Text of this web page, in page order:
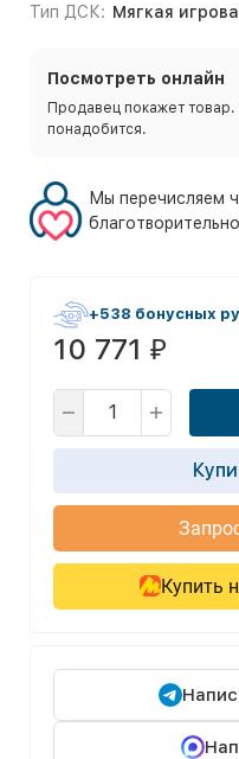
Тип ДСК: Мягкая
Посмотреть онлайн
Продавец покажет
понадобится.
Мы перечисляем
+538 бонусных
10 771 ₽
Купить